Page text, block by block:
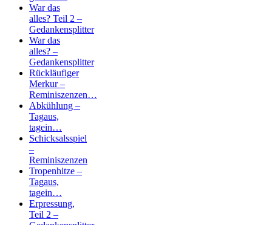
War das
alles? Teil 2 –
Gedankensplitter
War das
alles? –
Gedankensplitter
Rückläufiger
Merkur –
Reminiszenzen…
Abkühlung –
Tagaus,
tagein…
Schicksalsspiel
–
Reminiszenzen
Tropenhitze –
Tagaus,
tagein…
Erpressung,
Teil 2 –